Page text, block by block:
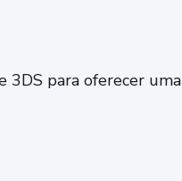
3DS para oferecer uma